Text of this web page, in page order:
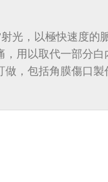
光，以極快速度的
用以取代一部分
，包括角膜傷口